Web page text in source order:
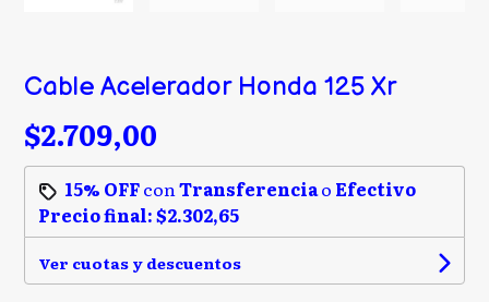
Cable Acelerador Honda 125 Xr
$2.709,00
15% OFFconTransferenciao Efectivo
Precio final:$2.302,65
Ver cuotas y descuentos